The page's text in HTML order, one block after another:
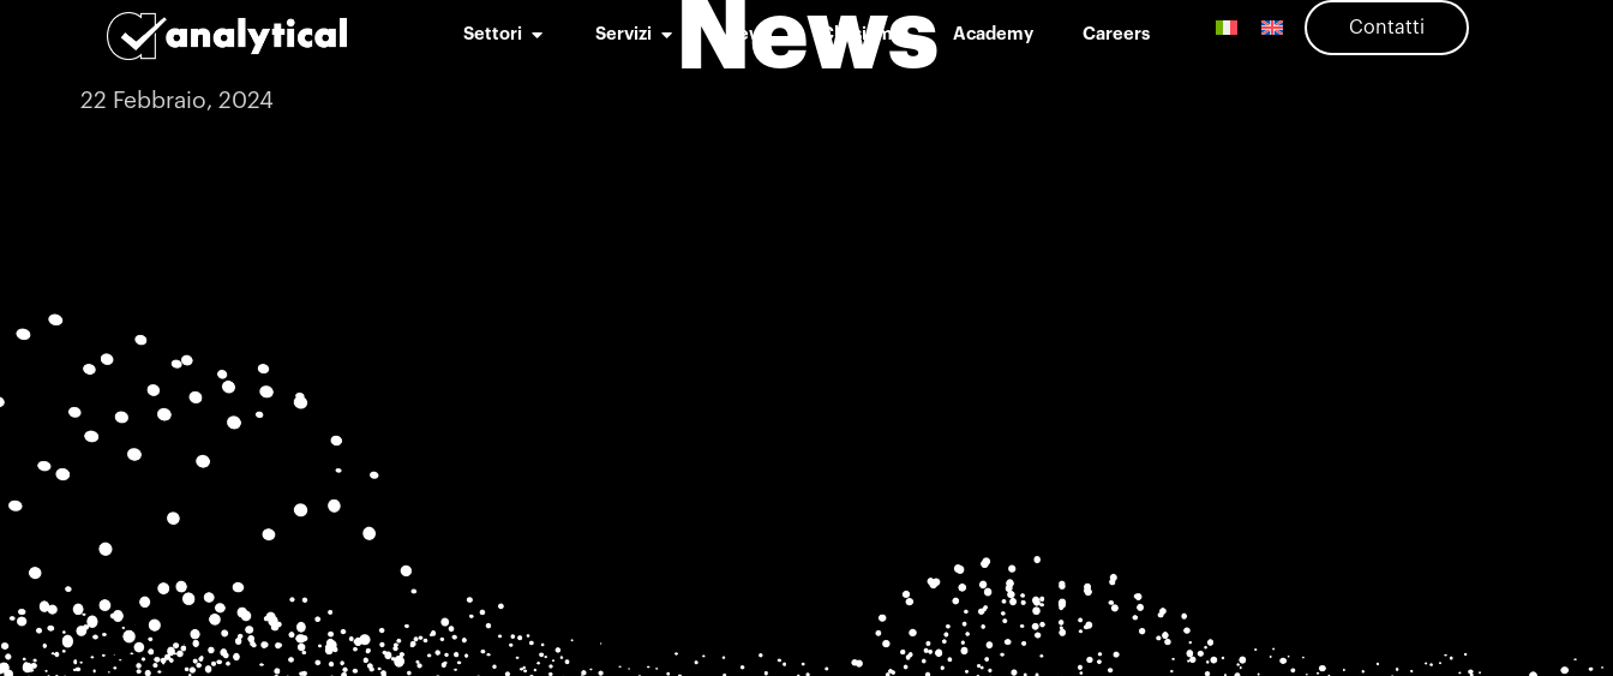
Settori Servizi News Chi siamo Academy Careers Contatti
News
22 Febbraio, 2024